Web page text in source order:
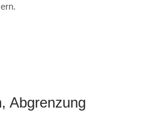
Abgrenzung